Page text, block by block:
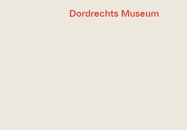
Dordrechts Museum